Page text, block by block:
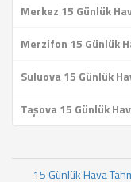
Merkez 15 Günlük
Merzifon 15 Günlük
Suluova 15 Günlük
Taşova 15 Günlük
15 Günlük Hava